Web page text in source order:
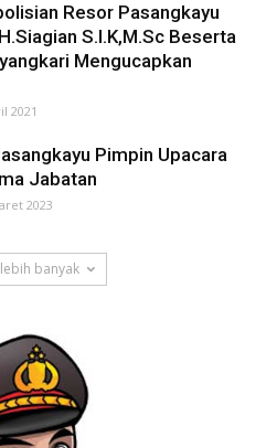
Resor Pasangkayu
S.I.K,M.Sc Beserta
Mengucapkan
2021
Pimpin Upacara
Jabatan
2023
banyak